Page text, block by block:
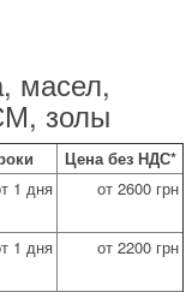
масел,
золы
Цена без НДС*
1 дня от 2600 грн
1 дня от 2200 грн